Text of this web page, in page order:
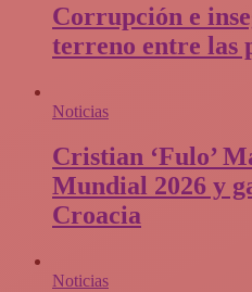
Corrupción e
terreno entre las
Noticias
Cristian ‘Fulo’
Mundial 2026 y
Croacia
Noticias